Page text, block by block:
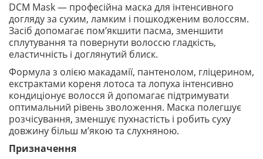
DCM Mask — професійна маска для інтенсивного
догляду за сухим, ламким і пошкодженим волоссям.
Засіб допомагає пом’якшити пасма, зменшити
сплутування та повернути волоссю гладкість,
еластичність і доглянутий блиск.
Формула з олією макадамії, пантенолом, гліцерином,
екстрактами кореня лотоса та лопуха інтенсивно
кондиціонує волосся й допомагає підтримувати
оптимальний рівень зволоження. Маска полегшує
розчісування, зменшує пухнастість і робить суху
довжину більш м’якою та слухняною.
Призначення